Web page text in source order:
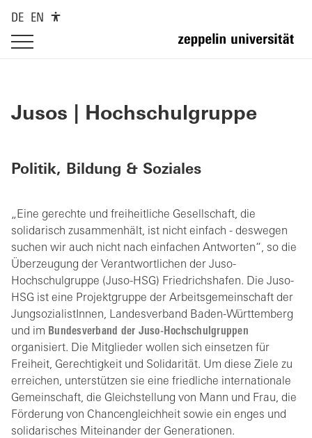
DE EN
Jusos | Hochschulgruppe
Politik, Bildung & Soziales
„Eine gerechte und freiheitliche Gesellschaft, die
solidarisch zusammenhält, ist nicht einfach - deswegen
suchen wir auch nicht nach einfachen Antworten“, so die
Überzeugung der Verantwortlichen der Juso-
Hochschulgruppe (Juso-HSG) Friedrichshafen. Die Juso-
HSG ist eine Projektgruppe der Arbeitsgemeinschaft der
JungsozialistInnen, Landesverband Baden-Württemberg
und im Bundesverband der Juso-Hochschulgruppen
organisiert. Die Mitglieder wollen sich einsetzen für
Freiheit, Gerechtigkeit und Solidarität. Um diese Ziele zu
erreichen, unterstützen sie eine friedliche internationale
Gemeinschaft, die Gleichstellung von Mann und Frau, die
Förderung von Chancengleichheit sowie ein enges und
solidarisches Miteinander der Generationen.